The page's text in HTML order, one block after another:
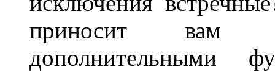
приносит вам
дополнительными